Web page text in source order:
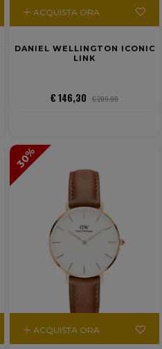
ACQUISTA ORA
DANIEL WELLINGTON ICONIC
LINK
€ 146,30 € 209,00
30%
ACQUISTA ORA